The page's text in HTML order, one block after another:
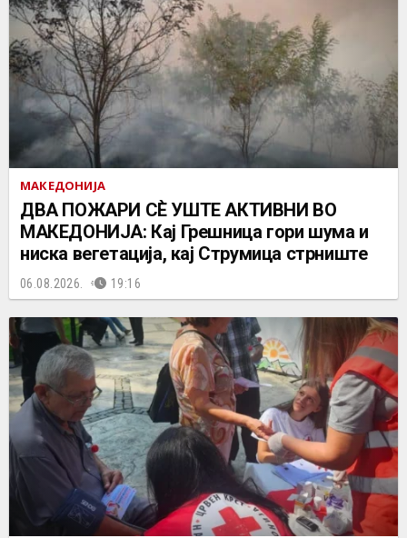
МАКЕДОНИЈА
ДВА ПОЖАРИ СÈ УШТЕ АКТИВНИ ВО
МАКЕДОНИЈА: Кај Грешница гори шума и
ниска вегетација, кај Струмица стрниште
06.08.2026. 19:16